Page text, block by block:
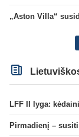
„Aston Villa“
LFF II lyga:
Pirmadienį –